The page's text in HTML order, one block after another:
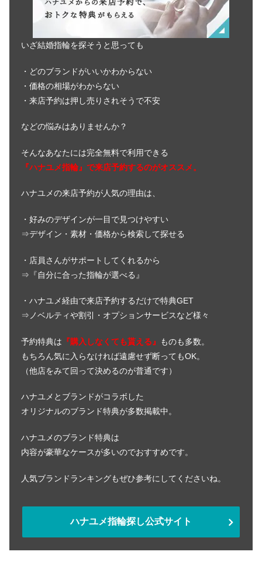
いざ結婚指輪を探そうと思っても
・どのブランドがいいかわからない
・価格の相場がわからない
・来店予約は押し売りされそうで不安
などの悩みはありませんか？
そんなあなたには完全無料で利用できる
『ハナユメ指輪』で来店予約するのがオススメ。
ハナユメの来店予約が人気の理由は、
・好みのデザインが一目で見つけやすい
⇒デザイン・素材・価格から検索して探せる
・店員さんがサポートしてくれるから
⇒『自分に合った指輪が選べる』
・ハナユメ経由で来店予約するだけで特典GET
⇒ノベルティや割引・オプションサービスなど様々
予約特典は 『購入しなくても貰える』
ものも多数。
もちろん気に入らなければ遠慮せず断ってもOK。
（他店をみて回って決めるのが普通です）
ハナユメとブランドがコラボした
オリジナルのブランド特典が多数掲載中。
ハナユメのブランド特典は
内容が豪華なケースが多いのでおすすめです。
人気ブランドランキングもぜひ参考にしてくださいね。
ハナユメ指輪探し公式サイト